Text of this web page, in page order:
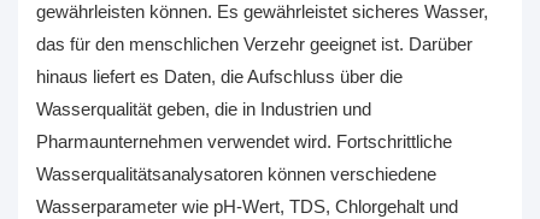
gewährleisten können. Es gewährleistet sicheres Wasser,
das für den menschlichen Verzehr geeignet ist. Darüber
hinaus liefert es Daten, die Aufschluss über die
Wasserqualität geben, die in Industrien und
Pharmaunternehmen verwendet wird. Fortschrittliche
Wasserqualitätsanalysatoren können verschiedene
Wasserparameter wie pH-Wert, TDS, Chlorgehalt und